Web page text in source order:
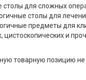
для сложных
столы для
предметы для
цистоскопических и
товарную позицию